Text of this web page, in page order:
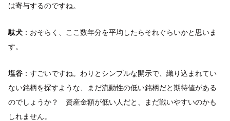
は寄与するのですね。
駄犬 ：おそらく、ここ数年分を平均したらそれぐらいかと思いま
す。
塩谷 ：すごいですね。わりとシンプルな開示で、織り込まれてい
ない銘柄を探すような、まだ流動性の低い銘柄だと期待値がある
のでしょうか？ 資産金額が低い人だと、まだ戦いやすいのかも
しれません。